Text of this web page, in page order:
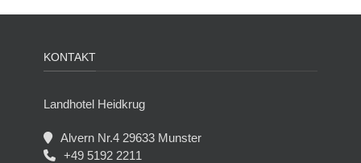
KONTAKT
Landhotel Heidkrug
Alvern Nr.4 29633 Munster
+49 5192 2211